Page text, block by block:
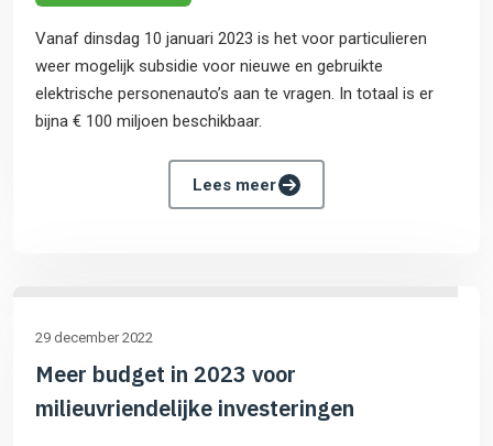
Vanaf dinsdag 10 januari 2023 is het voor particulieren
weer mogelijk subsidie voor nieuwe en gebruikte
elektrische personenauto’s aan te vragen. In totaal is er
bijna € 100 miljoen beschikbaar.
Lees meer
29 december 2022
Meer budget in 2023 voor
milieuvriendelijke investeringen